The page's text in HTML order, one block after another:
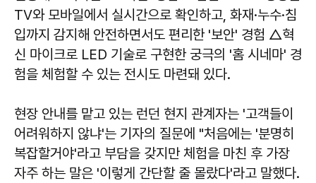
TV와 모바일에서 실시간으로 확인하고, 화재·누수·침
입까지 감지해 안전하면서도 편리한 '보안' 경험 △혁
신 마이크로 LED 기술로 구현한 궁극의 '홈 시네마' 경
험을 체험할 수 있는 전시도 마련돼 있다.
현장 안내를 맡고 있는 런던 현지 관계자는 '고객들이
어려워하지 않냐'는 기자의 질문에 "처음에는 '분명히
복잡할거야'라고 부담을 갖지만 체험을 마친 후 가장
자주 하는 말은 '이렇게 간단할 줄 몰랐다'라고 말했다.